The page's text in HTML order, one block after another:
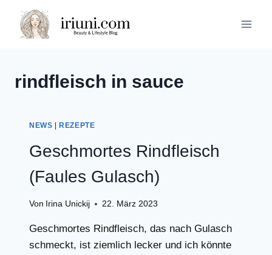
Inhalt
springen
rindfleisch in sauce
NEWS REZEPTE
Geschmortes Rindfleisch
(Faules Gulasch)
Von Irina Unickij 22. März 2023
Geschmortes Rindfleisch, das nach Gulasch
schmeckt, ist ziemlich lecker und ich könnte